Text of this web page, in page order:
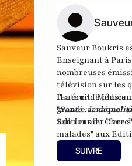
Sauveur Boukris
Enseignant à
nombreuses
télévision sur les
l'auteur de
"Santé : la
Editions du
Il a écrit "
grande arnaque"
Son dernier livre
malades" aux
SUIVRE